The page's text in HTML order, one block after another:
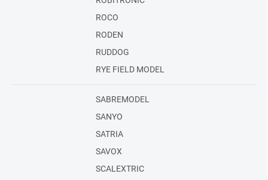
ROCO
RODEN
RUDDOG
RYE FIELD MODEL
SABREMODEL
SANYO
SATRIA
SAVOX
SCALEXTRIC